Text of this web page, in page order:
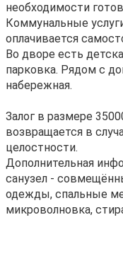
нeoбходимocти
Коммунальные
оплачивается
Во дворе есть
парковка. Рядом с
набережная.
Залог в размере
возвращается в
целостности.
Дополнительная
санузел -
одежды, спальные
микроволновка,